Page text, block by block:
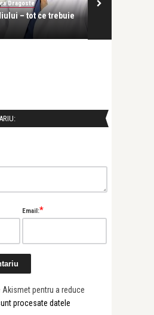
Dragoste
– tot ce trebuie
Email:*
pentru a reduce
procesate datele